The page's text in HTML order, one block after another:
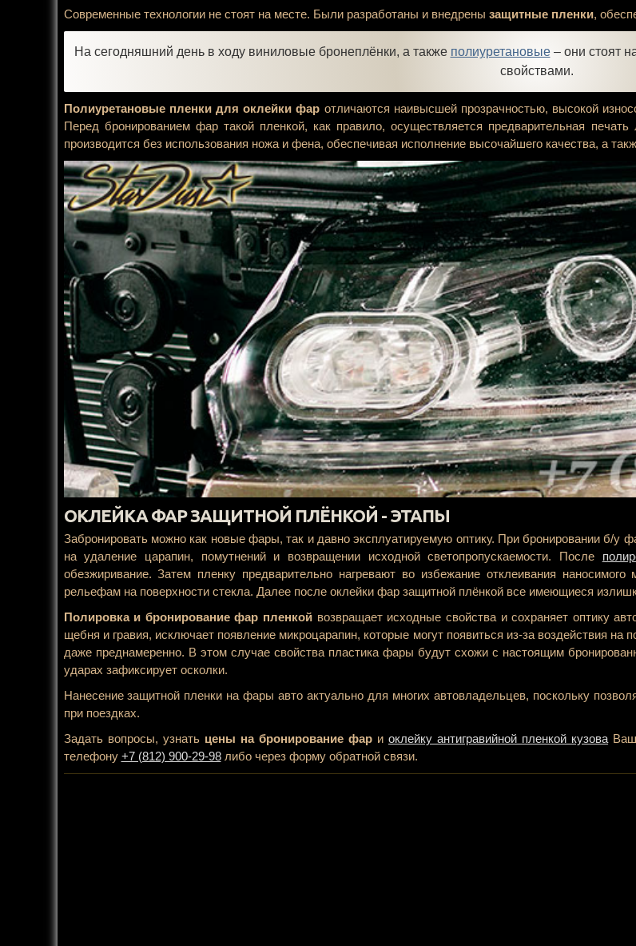
Современные технологии не стоят на месте. Были разработаны и внедрены защитные пленки,
На сегодняшний день в ходу виниловые бронеплёнки, а также полиуретановые– они стоят
свойствами.
Полиуретановые пленки для оклейки фар отличаются наивысшей прозрачностью, высокой
Перед бронированием фар такой пленкой, как правило, осуществляется предварительная
производится без использования ножа и фена, обеспечивая исполнение высочайшего качества, а
ОКЛЕЙКА ФАР ЗАЩИТНОЙ ПЛЁНКОЙ - ЭТАПЫ
Забронировать можно как новые фары, так и давно эксплуатируемую оптику. При бронировании б/у
на удаление царапин, помутнений и возвращении исходной светопропускаемости. После
обезжиривание. Затем пленку предварительно нагревают во избежание отклеивания
рельефам на поверхности стекла. Далее после оклейки фар защитной плёнкой все имеющиеся
Полировка и бронирование фар пленкой возвращает исходные свойства и сохраняет оптику
щебня и гравия, исключает появление микроцарапин, которые могут появиться из-за воздействия
даже преднамеренно. В этом случае свойства пластика фары будут схожи с настоящим
ударах зафиксирует осколки.
Нанесение защитной пленки на фары авто актуально для многих автовладельцев, поскольку
при поездках.
Задать вопросы, узнать цены на бронирование фари оклейку антигравийной пленкой кузова
телефону +7 (812) 900-29-98либо через форму обратной связи.